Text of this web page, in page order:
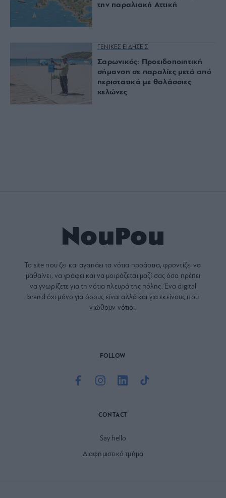
την παραλιακή Αττική
ΓΕΝΙΚΕΣ ΕΙΔΗΣΕΙΣ
Σαρωνικός: Προειδοποιητική
σήμανση σε παραλίες μετά από
περιστατικά με θαλάσσιες
χελώνες
Το site που ζει και αγαπάει τα νότια προάστια, φροντίζει να
μαθαίνει, να γράφει και να μοιράζεται μαζί σας όσα πρέπει
να γνωρίζετε για τη νότια πλευρά της πόλης. Ένα digital
brand όχι μόνο για όσους είναι αλλά και για εκείνους που
νιώθουν νότιοι.
FOLLOW
CONTACT
Say hello
Διαφημιστικό τμήμα